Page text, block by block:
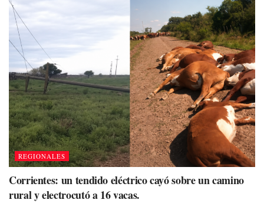
REGIONALES
Corrientes: un tendido eléctrico cayó sobre un camino
rural y electrocutó a 16 vacas.